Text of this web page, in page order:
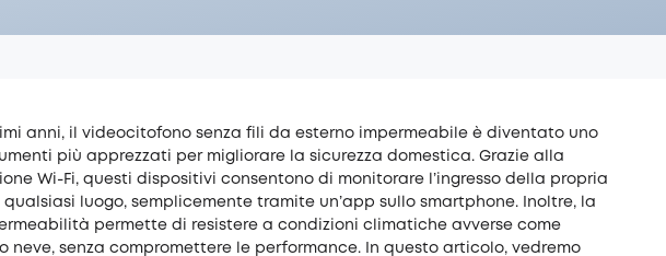
anni, il videocitofono senza fili da esterno impermeabile è diventato uno
più apprezzati per migliorare la sicurezza domestica. Grazie alla
Wi-Fi, questi dispositivi consentono di monitorare l’ingresso della propria
luogo, semplicemente tramite un’app sullo smartphone. Inoltre, la
permette di resistere a condizioni climatiche avverse come
neve, senza compromettere le performance. In questo articolo, vedremo